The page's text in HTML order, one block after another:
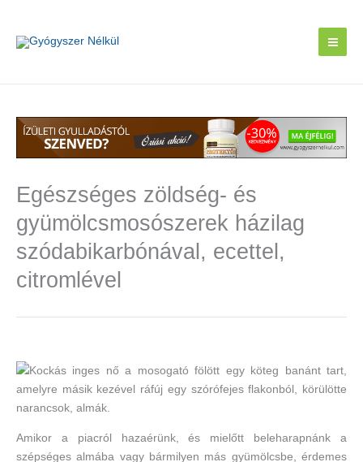
content
Egészséges zöldség- és
gyümölcsmosószerek házilag
szódabikarbónával, ecettel,
citromlével
Amikor a piacról hazaérünk, és mielőtt beleharapnánk a
szépséges almába vagy bármilyen más gyümölcsbe, érdemes